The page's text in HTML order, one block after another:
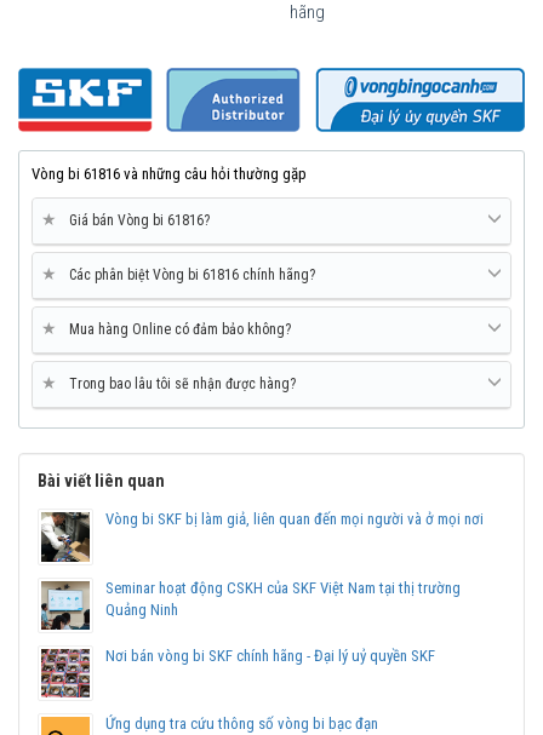
tín?
Vòng bi Ngọc Anh là
Chuyên phân phối các sản phẩm SKF chính hãng, giá cạnh
tranh, Giao hàng toàn quốc.
Liên hệ với
bi SKF 61816 chính hãng.
hãng
Vòng bi 61816 và những câu hỏi thường gặp
★ Giá bán Vòng bi 61816?
★ Các phân biệt Vòng bi 61816 chính hãng?
★ Mua hàng Online có đảm bảo không?
★ Trong bao lâu tôi sẽ nhận được hàng?
Bài viết liên quan
Vòng bi SKF bị làm giả, liên quan đến mọi người và ở mọi nơi
Seminar hoạt động CSKH của SKF Việt Nam tại thị trường
Quảng Ninh
Nơi bán vòng bi SKF chính hãng - Đại lý uỷ quyền SKF
Ứng dụng tra cứu thông số vòng bi bạc đạn